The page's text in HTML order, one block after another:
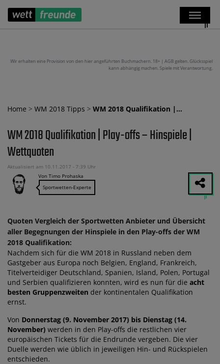
Wir erhalten eine Provision von den hier angeführten Buchmachern. 18+ | AGB gelten. Glücksspiel
kann abhängig machen. Spiele mit Verantwortung.
Home > WM 2018 Tipps > WM 2018 Qualifikation |…
WM 2018 Qualifikation | Play-offs – Hinspiele |
Wettquoten
Aktualisiert am 10.11.2017 - 7:39 Uhr
Von Timo Prohaska
Sportwetten-Experte
Quoten Vergleich der Sportwetten Anbieter und Übersicht
aller Begegnungen der Hinspiele in den Play-offs der WM
2018 Qualifikation:
Nachdem sich für die WM 2018 in Russland neben dem
Gastgeber aus Europa noch Belgien, England, Frankreich,
Titelverteidiger Deutschland, Spanien, Island, Polen, Portugal
und Serbien qualifizieren konnten, wird es nun für die acht
besten Gruppenzweiten der kontinentalen Qualifikation
ernst.
Von Donnerstag (9. November 2017) bis Dienstag (14.
November) werden in den Play-offs die restlichen vier
europäischen Tickets für die Endrunde vergeben. Die vier
Duelle werden wie üblich in jeweiligen Hin- und Rückspielen
entschieden.